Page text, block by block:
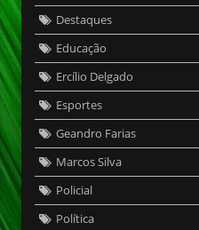
Destaques
Educação
Ercílio Delgado
Esportes
Geandro Farias
Marcos Silva
Policial
Política